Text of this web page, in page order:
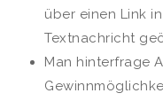
über einen Link
Textnachricht
Man hinterfrage